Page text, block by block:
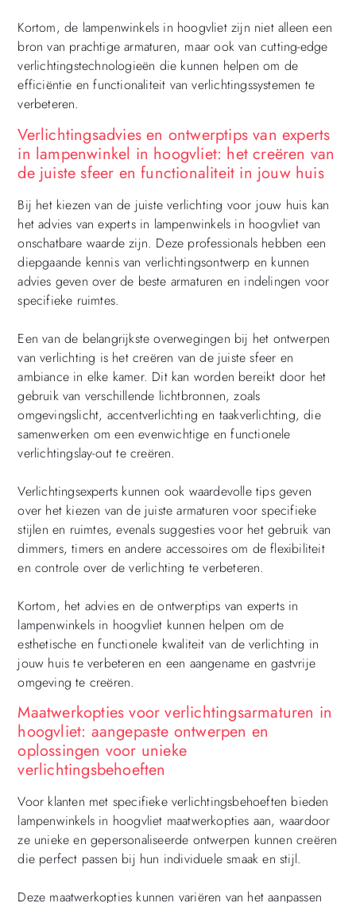
Kortom, de lampenwinkels in hoogvliet zijn niet alleen een
bron van prachtige armaturen, maar ook van cutting-edge
verlichtingstechnologieën die kunnen helpen om de
efficiëntie en functionaliteit van verlichtingssystemen te
verbeteren.
Verlichtingsadvies en ontwerptips van experts
in lampenwinkel in hoogvliet: het creëren van
de juiste sfeer en functionaliteit in jouw huis
Bij het kiezen van de juiste verlichting voor jouw huis kan
het advies van experts in lampenwinkels in hoogvliet van
onschatbare waarde zijn. Deze professionals hebben een
diepgaande kennis van verlichtingsontwerp en kunnen
advies geven over de beste armaturen en indelingen voor
specifieke ruimtes.
Een van de belangrijkste overwegingen bij het ontwerpen
van verlichting is het creëren van de juiste sfeer en
ambiance in elke kamer. Dit kan worden bereikt door het
gebruik van verschillende lichtbronnen, zoals
omgevingslicht, accentverlichting en taakverlichting, die
samenwerken om een evenwichtige en functionele
verlichtingslay-out te creëren.
Verlichtingsexperts kunnen ook waardevolle tips geven
over het kiezen van de juiste armaturen voor specifieke
stijlen en ruimtes, evenals suggesties voor het gebruik van
dimmers, timers en andere accessoires om de flexibiliteit
en controle over de verlichting te verbeteren.
Kortom, het advies en de ontwerptips van experts in
lampenwinkels in hoogvliet kunnen helpen om de
esthetische en functionele kwaliteit van de verlichting in
jouw huis te verbeteren en een aangename en gastvrije
omgeving te creëren.
Maatwerkopties voor verlichtingsarmaturen in
hoogvliet: aangepaste ontwerpen en
oplossingen voor unieke
verlichtingsbehoeften
Voor klanten met specifieke verlichtingsbehoeften bieden
lampenwinkels in hoogvliet maatwerkopties aan, waardoor
ze unieke en gepersonaliseerde ontwerpen kunnen creëren
die perfect passen bij hun individuele smaak en stijl.
Deze maatwerkopties kunnen variëren van het aanpassen